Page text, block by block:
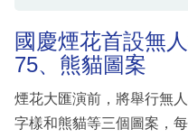
國慶煙花首設無
75、熊貓圖案
煙花大匯演前，將舉行無
字樣和熊貓等三個圖案，